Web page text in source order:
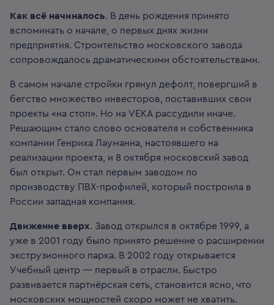
Как всё начиналось. В день рождения принято
вспоминать о начале, о первых днях жизни
предприятия. Строительство московского завода
сопровождалось драматическими обстоятельствами.
В самом начале стройки грянул дефолт, повергший в
бегство множество инвесторов, поставивших свои
проекты «на стоп». Но на VEKA рассудили иначе.
Решающим стало слово основателя и собственника
компании Генриха Лауманна, настоявшего на
реализации проекта, и 8 октября московский завод
был открыт. Он стал первым заводом по
производству ПВХ-профилей, который построила в
России западная компания.
Движение вверх. Завод открылся в октябре 1999, а
уже в 2001 году было принято решение о расширении
экструзионного парка. В 2002 году открывается
Учебный центр — первый в отрасли. Быстро
развивается партнёрская сеть, становится ясно, что
московских мощностей скоро может не хватить.